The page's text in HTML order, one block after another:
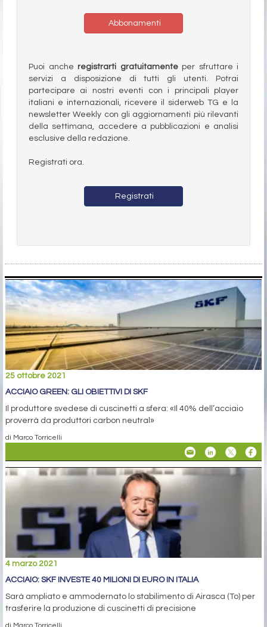
Abbonamenti
Puoi anche registrarti gratuitamenteper sfruttare i
servizi a disposizione di tutti gli utenti. Potrai
partecipare ai nostri eventi con i principali player
italiani e internazionali, ricevere il siderweb TG e la
newsletter Weekly con gli aggiornamenti più rilevanti
della settimana, accedere a pubblicazioni e analisi
esclusive della redazione.
Registrati ora.
Registrati
25 ottobre 2021
ACCIAIO GREEN: GLI OBIETTIVI DI SKF
Il produttore svedese di cuscinetti a sfera: «Il 40% dell’acciaio
proverrà da produttori carbon neutral»
di Marco Torricelli
4 marzo 2021
ACCIAIO: SKF INVESTE 40 MILIONI DI EURO IN ITALIA
Sarà ampliato e ammodernato lo stabilimento di Airasca (To) per
trasferire la produzione di cuscinetti di precisione
di Marco Torricelli